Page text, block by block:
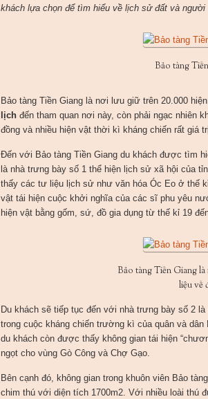
khách lựa chọn để tìm hiểu về lịch sử đất và người
Bảo tàng
Bảo tàng Tiền Giang là nơi lưu giữ trên 20.000
lịchđến tham quan nơi này, còn phải ngạc nhiên
đồng và nhiều hiện vật thời kì kháng chiến rất giá
Đến với Bảo tàng Tiền Giang du khách được tìm
là nhà trưng bày số 1 thể hiện lịch sử xã hội của
thấy các tư liệu lịch sử như văn hóa Óc Eo ở thế
vật tái hiện cuộc khởi nghĩa của các sĩ phu yêu
hiện vật bằng gốm, sứ, đồ gia dụng từ thế kỉ 19
Bảo tàng Tiền Giang
liệu về
Du khách sẽ tiếp tục đến với nhà trưng bày số 2
trong cuộc kháng chiến trường kì của quân và
du khách còn được thấy không gian tái hiện
ngọt cho vùng Gò Công và Chợ Gạo.
Bên cạnh đó, không gian trong khuôn viên Bảo
chim thú với diện tích 1700m2. Với nhiều loài thú